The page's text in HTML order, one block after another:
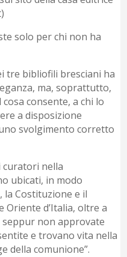
solo per chi non ha
tre bibliofili bresciani ha
ma, soprattutto,
consente, a chi lo
a disposizione
svolgimento corretto
curatori nella
ubicati, in modo
la Costituzione e il
Oriente d’Italia, oltre a
non approvate
e trovano vita nella
della comunione”.